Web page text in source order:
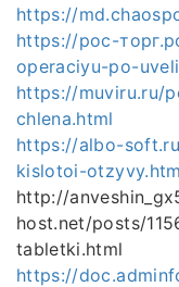
https://
https://рос-
operaciyu-po-
https://muviru.ru/
chlena.html
https://albo-
kislotoi-
http://
host.net/posts/
tabletki.html
https://